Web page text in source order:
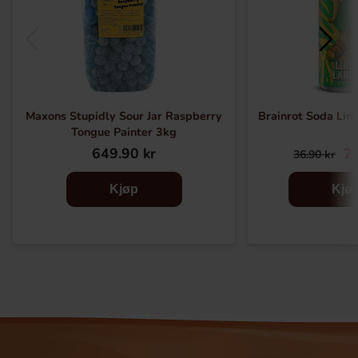
Maxons Stupidly Sour Jar Raspberry
Tongue Painter 3kg
649.90 kr
Kjøp
Brainrot Soda
36.90 kr